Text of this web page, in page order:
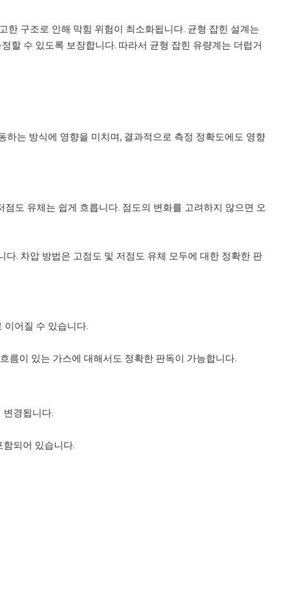
구조로 인해 막힘 위험이 최소화됩니다. 균형 잡힌 설계는
할 수 있도록 보장합니다. 따라서 균형 잡힌 유량계는 더럽거
는 방식에 영향을 미치며, 결과적으로 측정 정확도에도 영향
도 유체는 쉽게 흐릅니다. 점도의 변화를 고려하지 않으면 오
. 차압 방법은 고점도 및 저점도 유체 모두에 대한 정확한 판
이어질 수 있습니다.
름이 있는 가스에 대해서도 정확한 판독이 가능합니다.
경됩니다.
되어 있습니다.